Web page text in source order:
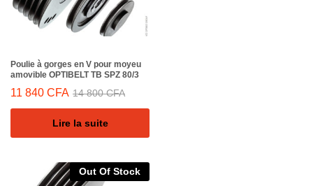
Poulie à gorges en V pour moyeu
amovible OPTIBELT TB SPZ 80/3
11 840 CFA 14 800CFA
Lire la suite
Out Of Stock